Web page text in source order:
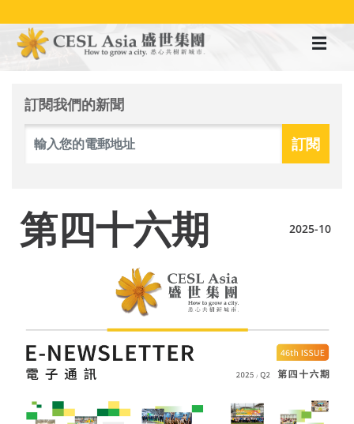
至
訂閱我們的新聞
第四十六期 2025-10